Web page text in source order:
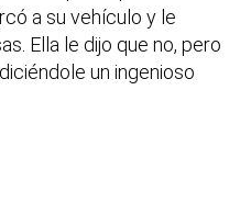
a su vehículo y le
Ella le dijo que no, pero
un ingenioso